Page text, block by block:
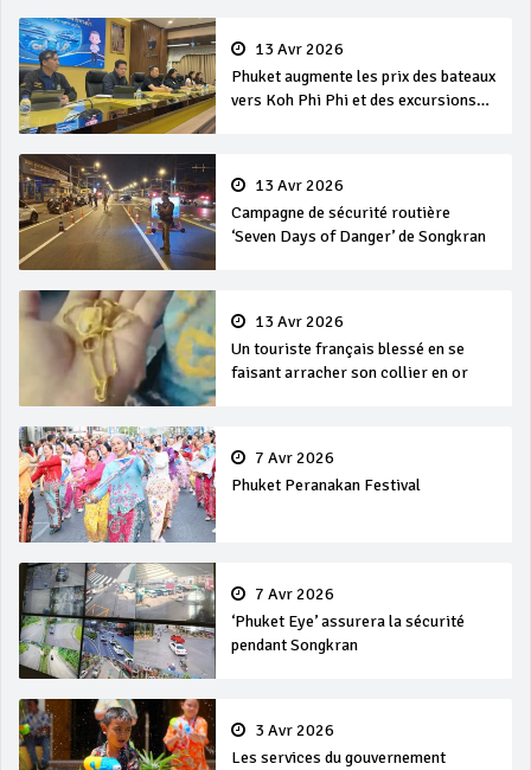
13 Avr 2026
Phuket augmente les prix des bateaux
vers Koh Phi Phi et des excursions
13 Avr 2026
Campagne de sécurité routière
‘Seven Days of Danger’ de Songkran
13 Avr 2026
Un touriste français blessé en se
faisant arracher son collier en or
7 Avr 2026
Phuket Peranakan Festival
7 Avr 2026
‘Phuket Eye’ assurera la sécurité
pendant Songkran
3 Avr 2026
Les services du gouvernement